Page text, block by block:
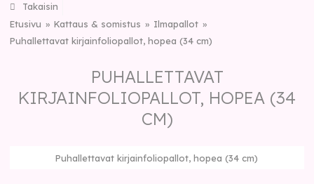
Takaisin
Etusivu
Kattaus & somistus
Ilmapallot
Puhallettavat kirjainfoliopallot, hopea (34 cm)
PUHALLETTAVAT
KIRJAINFOLIOPALLOT, HOPEA (34
CM)
Puhallettavat kirjainfoliopallot, hopea (34 cm)